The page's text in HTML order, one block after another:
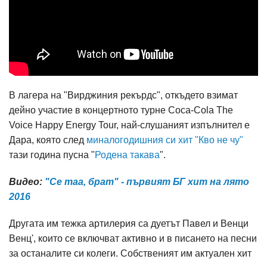
В лагера на "Вирджиния рекърдс", откъдето взимат
дейно участие в концертното турне Coca-Cola The
Voice Happy Energy Tour, най-слушаният изпълнител е
Дара, която след миналогодишния си хит "Кво не чу"
тази година пусна "Родена такава".
Видео: "Се таа, брат" - първият БГ хит на лято
2016
Другата им тежка артилерия са дуетът Павел и Венци
Венц', които се включват активно и в писането на песни
за останалите си колеги. Собственият им актуален хит